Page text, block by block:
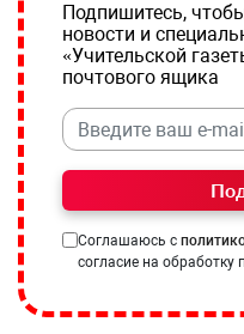
Подпишитесь,
новости и
«Учительской
почтового ящика
Соглашаюсь с
согласие на